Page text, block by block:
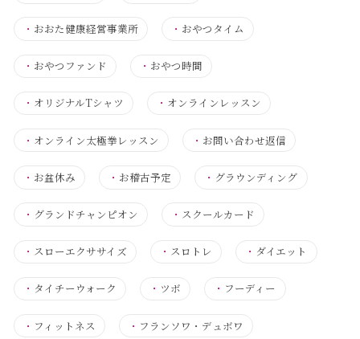
・ おおた健康経営事業所 ・ おやつタイム
・ おやつファンド ・ おやつ時間
・ オリジナルTシャツ ・ オンラインレッスン
・ オンライン太極拳レッスン ・ お問い合わせ返信
・ お盆休み ・ お稽古予定 ・ グラウンディング
・ グランドチャンピオン ・ スクールカード
・ スローエクササイズ ・ スロトレ ・ ダイエット
・ タイチーウォーク ・ ツボ ・ フーディー
・ フィットネス ・ フランソワ・デュボワ